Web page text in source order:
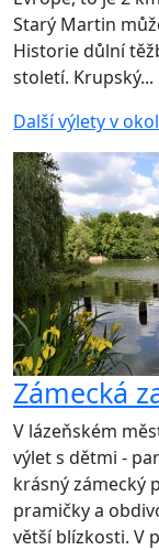
Starý Martin
Historie důlní
století. Krupský...
Další výlety v
Zámecká
V lázeňském
výlet s dětmi -
krásný zámecký
pramičky a
větší blízkosti. V